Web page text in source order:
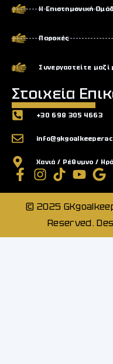
Η Επιστημονική
Παροχές
Συνεργαστείτε μαζί
Στοιχεία
+30 698 305 4663
Χανιά / Ρέθυμνο /
© 2025
Reserved.